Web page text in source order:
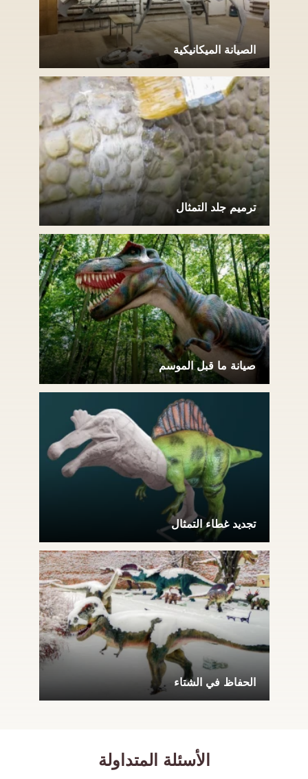
الصيانة الميكانيكية
ترميم جلد التمثال
صيانة ما قبل الموسم
تجديد غطاء التمثال
الحفاظ في الشتاء
الأسئلة المتداولة